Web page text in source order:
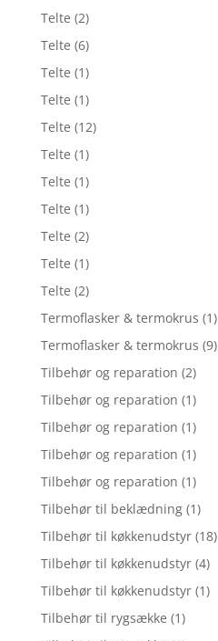
Telte (2)
Telte (6)
Telte (1)
Telte (1)
Telte (12)
Telte (1)
Telte (1)
Telte (1)
Telte (2)
Telte (1)
Telte (2)
Termoflasker & termokrus (1)
Termoflasker & termokrus (9)
Tilbehør og reparation (2)
Tilbehør og reparation (1)
Tilbehør og reparation (1)
Tilbehør og reparation (1)
Tilbehør og reparation (1)
Tilbehør til beklædning (1)
Tilbehør til køkkenudstyr (18)
Tilbehør til køkkenudstyr (4)
Tilbehør til køkkenudstyr (1)
Tilbehør til rygsække (1)